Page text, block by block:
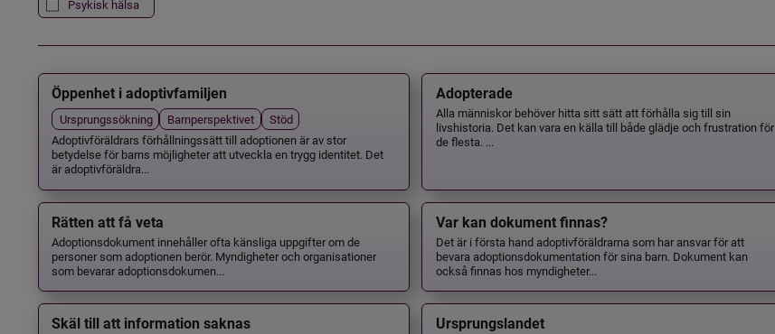
Psykisk hälsa
Öppenhet i adoptivfamiljen
Ursprungssökning Barnperspektivet
Stöd
Adoptivföräldrars förhållningssätt till adoptionen är av stor
betydelse för barns möjligheter att utveckla en trygg identitet. Det
är adoptivföräldra...
Adopterade
Alla människor behöver hitta sitt sätt att förhålla sig till sin
livshistoria. Det kan vara en källa till både glädje och frustration för
de flesta. ...
Rätten att få veta
Adoptionsdokument innehåller ofta känsliga uppgifter om de
personer som adoptionen berör. Myndigheter och organisationer
som bevarar adoptionsdokumen...
Var kan dokument finnas?
Det är i första hand adoptivföräldrarna som har ansvar för att
bevara adoptionsdokumentation för sina barn. Dokument kan
också finnas hos myndigheter...
Skäl till att information saknas Ursprungslandet